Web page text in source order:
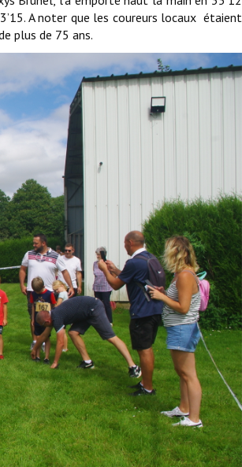
A noter que les coureurs locaux étaient
plus de 75 ans.